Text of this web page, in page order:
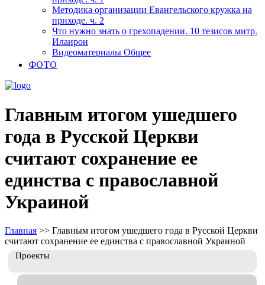
Методика организации Евангельского кружка на
приходе. ч. 2
Что нужно знать о грехопадении. 10 тезисов митр.
Илаирон
Видеоматериалы Общее
ФОТО
Главным итогом ушедшего
года в Русской Церкви
считают сохранение ее
единства с православной
Украиной
Главная >> Главным итогом ушедшего года в Русской Церкви
считают сохранение ее единства с православной Украиной
Проекты